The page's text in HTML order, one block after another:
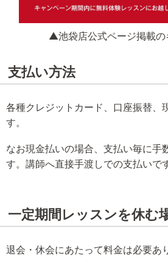
▲池袋店公式ページ掲載の
支払い方法
各種クレジットカード、口座振替、
す。
なお現金払いの場合、支払い毎に手
す。講師へ直接手渡しでの支払いです
一定期間レッスンを休む
退会・休会にあたって料金は必要あ